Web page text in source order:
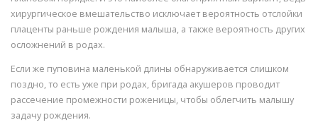
хирургическое вмешательство исключает вероятность отслойки
плаценты раньше рождения малыша, а также вероятность других
осложнений в родах.
Если же пуповина маленькой длины обнаруживается слишком
поздно, то есть уже при родах, бригада акушеров проводит
рассечение промежности роженицы, чтобы облегчить малышу
задачу рождения.